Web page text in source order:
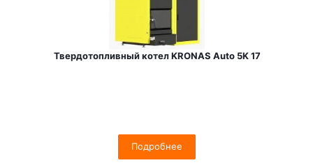
Твердотопливный котел KRONAS Auto 5K 17
Подробнее